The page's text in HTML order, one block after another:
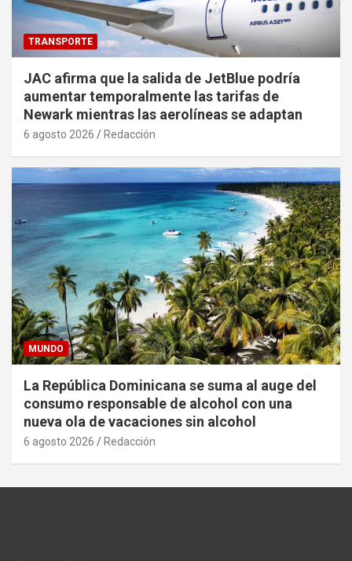
TRANSPORTE
JAC afirma que la salida de JetBlue podría
aumentar temporalmente las tarifas de
Newark mientras las aerolíneas se adaptan
6 agosto 2026 Redacción
MUNDO
La República Dominicana se suma al auge del
consumo responsable de alcohol con una
nueva ola de vacaciones sin alcohol
6 agosto 2026 Redacción